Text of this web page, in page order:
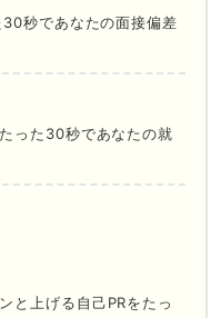
秒であなたの面接偏差
った30秒であなたの就
と上げる自己PRをたっ